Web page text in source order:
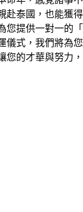
赴泰國，也能獲
您提供一對一的
儀式，我們將為
您的才華與努力